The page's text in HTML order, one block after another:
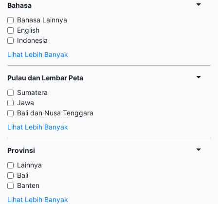
Bahasa
Bahasa Lainnya
English
Indonesia
Lihat Lebih Banyak
Pulau dan Lembar Peta
Sumatera
Jawa
Bali dan Nusa Tenggara
Lihat Lebih Banyak
Provinsi
Lainnya
Bali
Banten
Lihat Lebih Banyak